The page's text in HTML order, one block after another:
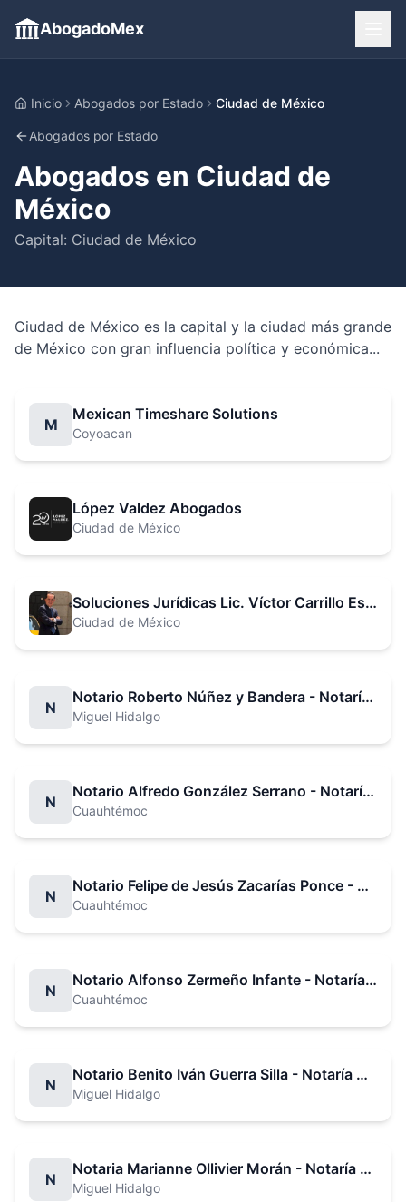
AbogadoMex
Inicio Abogados por Estado Ciudad de México
Abogados por Estado
Abogados en Ciudad de
México
Capital: Ciudad de México
Ciudad de México es la capital y la ciudad más grande
de México con gran influencia política y económica...
M
Mexican Timeshare Solutions
Coyoacan
López Valdez Abogados
Ciudad de México
Soluciones Jurídicas Lic. Víctor Carrillo Estrada
Ciudad de México
N
Notario Roberto Núñez y Bandera - Notaría No. 1
Miguel Hidalgo
N
Notario Alfredo González Serrano - Notaría No. 2
Cuauhtémoc
N
Notario Felipe de Jesús Zacarías Ponce - Notaría No. 4
Cuauhtémoc
N
Notario Alfonso Zermeño Infante - Notaría No. 5
Cuauhtémoc
N
Notario Benito Iván Guerra Silla - Notaría No. 7
Miguel Hidalgo
N
Notaria Marianne Ollivier Morán - Notaría No. 8
Miguel Hidalgo